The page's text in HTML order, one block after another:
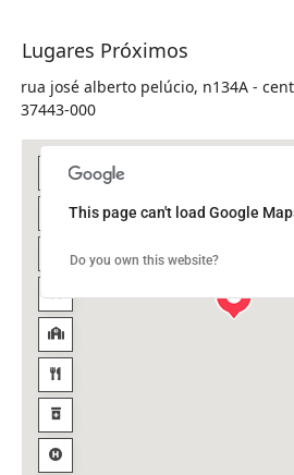
Lugares Próximos
rua josé alberto pelúcio, n134A -
37443-000
This page can't load Google
Do you own this website?